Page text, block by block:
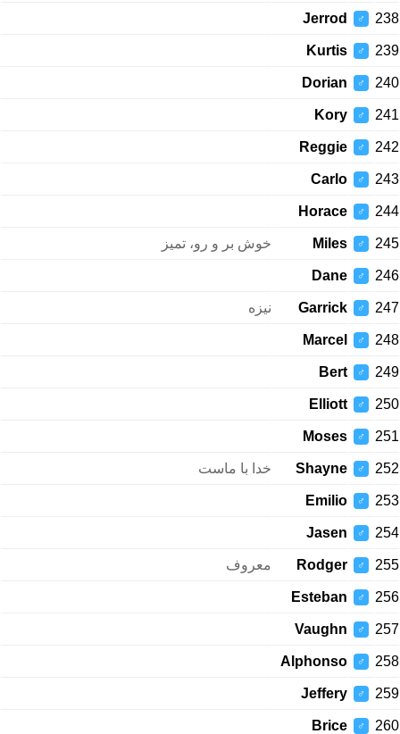
238
♂
Jerrod
239
♂
Kurtis
240
♂
Dorian
241
♂
Kory
242
♂
Reggie
243
♂
Carlo
244
♂
Horace
245
♂
Miles خوش بر و رو، تمیز
246
♂
Dane
247
♂
Garrick نیزه
248
♂
Marcel
249
♂
Bert
250
♂
Elliott
251
♂
Moses
252
♂
Shayne خدا با ماست
253
♂
Emilio
254
♂
Jasen
255
♂
Rodger معروف
256
♂
Esteban
257
♂
Vaughn
258
♂
Alphonso
259
♂
Jeffery
260
♂
Brice